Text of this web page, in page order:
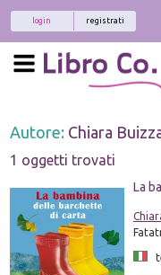
registrati
login
Autore: Chiara
1 oggetti trovati
La